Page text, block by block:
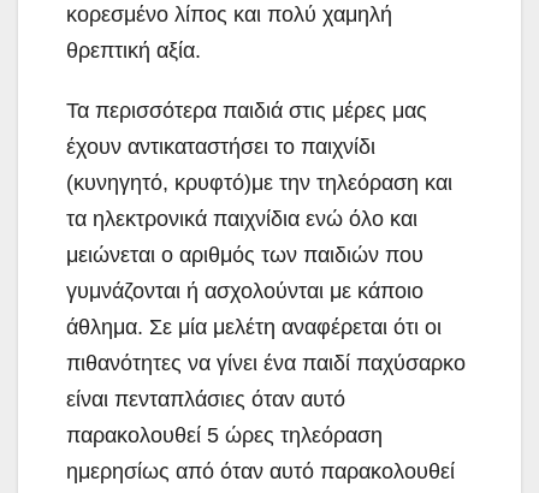
κορεσμένο λίπος και πολύ χαμηλή
θρεπτική αξία.
Τα περισσότερα παιδιά στις μέρες μας
έχουν αντικαταστήσει το παιχνίδι
(κυνηγητό, κρυφτό)με την τηλεόραση και
τα ηλεκτρονικά παιχνίδια ενώ όλο και
μειώνεται ο αριθμός των παιδιών που
γυμνάζονται ή ασχολούνται με κάποιο
άθλημα. Σε μία μελέτη αναφέρεται ότι οι
πιθανότητες να γίνει ένα παιδί παχύσαρκο
είναι πενταπλάσιες όταν αυτό
παρακολουθεί 5 ώρες τηλεόραση
ημερησίως από όταν αυτό παρακολουθεί